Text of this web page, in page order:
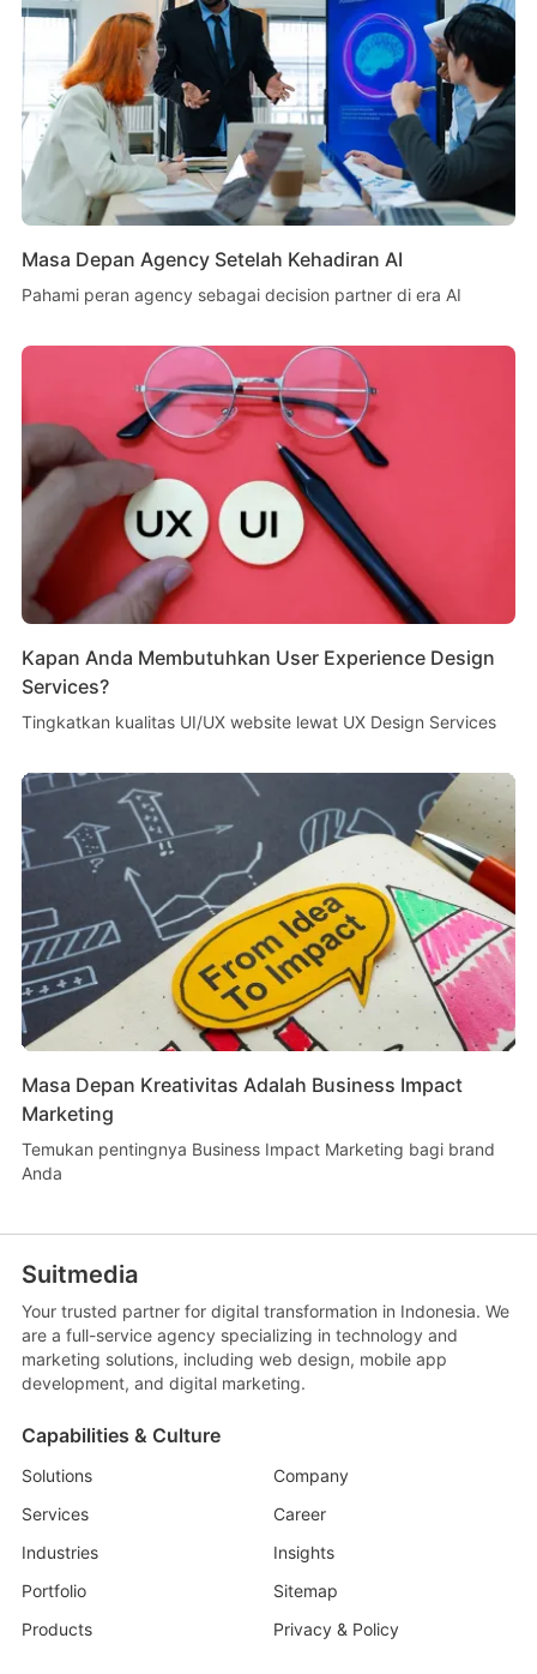
Masa Depan Agency Setelah Kehadiran AI
Pahami peran agency sebagai decision partner di era AI
Kapan Anda Membutuhkan User Experience Design
Services?
Tingkatkan kualitas UI/UX website lewat UX Design Services
Masa Depan Kreativitas Adalah Business Impact
Marketing
Temukan pentingnya Business Impact Marketing bagi brand
Anda
Suitmedia
Your trusted partner for digital transformation in Indonesia. We
are a full-service agency specializing in technology and
marketing solutions, including web design, mobile app
development, and digital marketing.
Capabilities & Culture
Solutions
Company
Services
Career
Industries
Insights
Portfolio
Sitemap
Products
Privacy & Policy